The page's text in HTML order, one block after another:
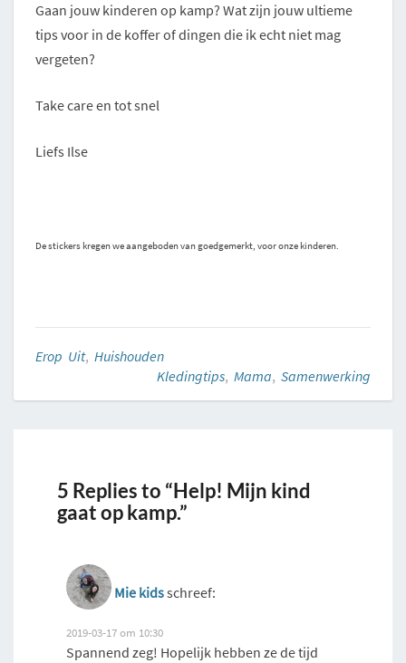
Gaan jouw kinderen op kamp? Wat zijn jouw ultieme
tips voor in de koffer of dingen die ik echt niet mag
vergeten?
Take care en tot snel
Liefs Ilse
De stickers kregen we aangeboden van goedgemerkt, voor onze kinderen.
Erop Uit, Huishouden
Kledingtips, Mama, Samenwerking
5 Replies to “Help! Mijn kind
gaat op kamp.”
Mie kidsschreef:
2019-03-17 om 10:30
Spannend zeg! Hopelijk hebben ze de tijd